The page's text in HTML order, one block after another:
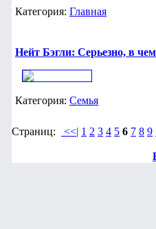
Категория: Главная
Нейт Бэгли: Серьезно, в
Категория: Семья
Страниц: <<| 1 2 3 4 5 6 7 8 9